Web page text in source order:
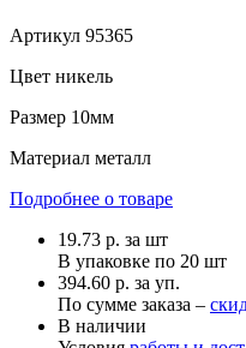
Артикул 95365
Цвет никель
Размер 10мм
Материал металл
Подробнее о товаре
19.73 р. за шт
В упаковке по 20 шт
394.60 р. за уп.
По сумме заказа –
В наличии